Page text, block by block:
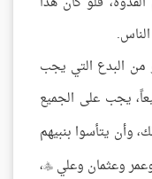
البدع التي يجب
يجب على الجميع
وأن يتأسوا بنبيهم
وعثمان وعلي ،